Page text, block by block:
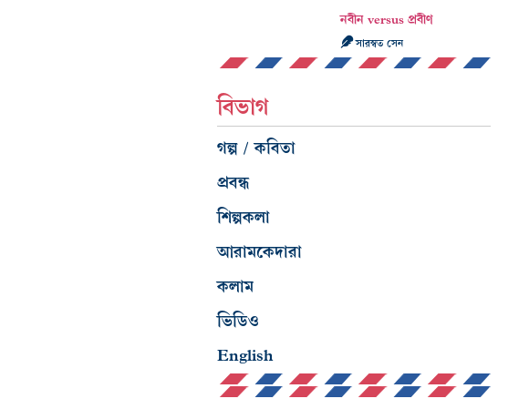
নবীন versus প্রবীণ
সারস্বত সেন
বিভাগ
গল্প / কবিতা
প্রবন্ধ
শিল্পকলা
আরামকেদারা
কলাম
ভিডিও
English